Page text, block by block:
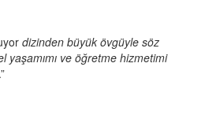
dizinden büyük övgüyle söz
yaşamımı ve öğretme hizmetimi